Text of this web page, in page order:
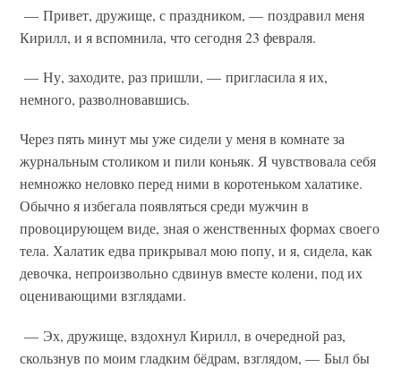
— Привет, дружище, с праздником, — поздравил меня
Кирилл, и я вспомнила, что сегодня 23 февраля.
— Ну, заходите, раз пришли, — пригласила я их,
немного, разволновавшись.
Через пять минут мы уже сидели у меня в комнате за
журнальным столиком и пили коньяк. Я чувствовала себя
немножко неловко перед ними в коротеньком халатике.
Обычно я избегала появляться среди мужчин в
провоцирующем виде, зная о женственных формах своего
тела. Халатик едва прикрывал мою попу, и я, сидела, как
девочка, непроизвольно сдвинув вместе колени, под их
оценивающими взглядами.
— Эх, дружище, вздохнул Кирилл, в очередной раз,
скользнув по моим гладким бёдрам, взглядом, — Был бы